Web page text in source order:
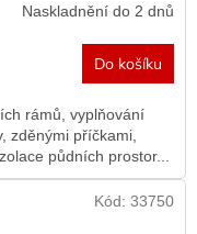
Naskladnění do 2 dnů
Do košíku
rámů, vyplňování
zděnými příčkami,
půdních prostor...
Kód: 33750